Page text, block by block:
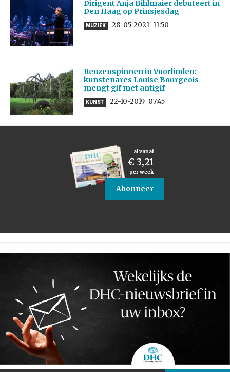
Dirigent Anja Bihlmaier debuteert in
Den Haag op Prinsjesdag
MUZIEK 28-05-2021 11:50
Reuzenspinnen in Voorlinden:
kunstenares Louise Bourgeois
mengt gif met antigif
KUNST 22-10-2019 07:45
al vanaf
€ 3,21
per week
Abonneer